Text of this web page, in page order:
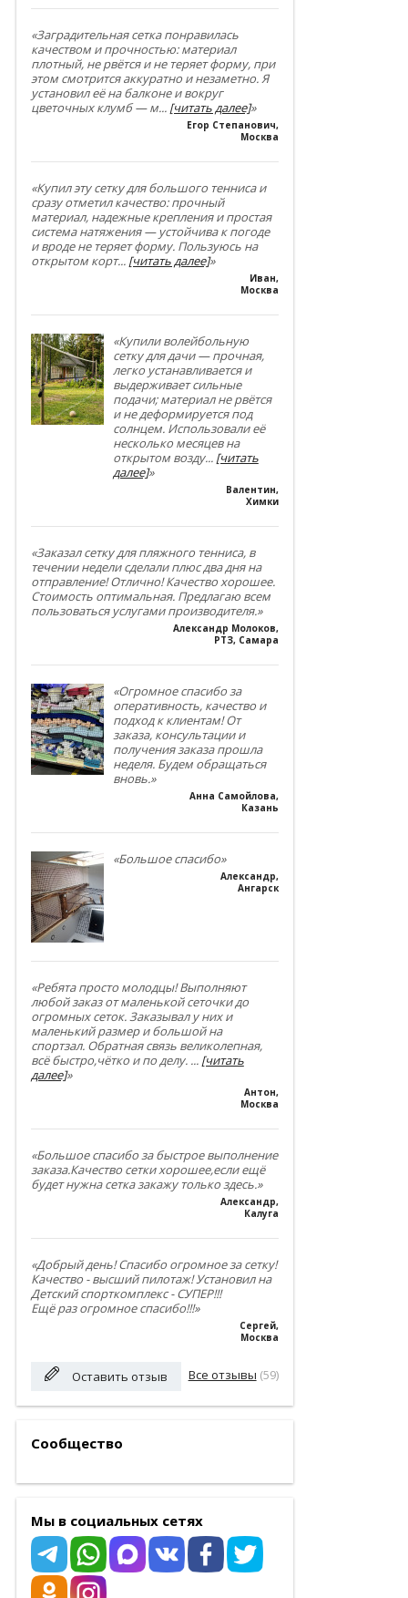
«Заградительная сетка понравилась
качеством и прочностью: материал
плотный, не рвётся и не теряет форму, при
этом смотрится аккуратно и незаметно. Я
установил её на балконе и вокруг
цветочных клумб — м... [читать далее]»
Егор Степанович,
Москва
«Купил эту сетку для большого тенниса и
сразу отметил качество: прочный
материал, надежные крепления и простая
система натяжения — устойчива к погоде
и вроде не теряет форму. Пользуюсь на
открытом корт... [читать далее]»
Иван,
Москва
«Купили волейбольную
сетку для дачи — прочная,
легко устанавливается и
выдерживает сильные
подачи; материал не рвётся
и не деформируется под
солнцем. Использовали её
несколько месяцев на
открытом возду... [читать
далее]»
Валентин,
Химки
«Заказал сетку для пляжного тенниса, в
течении недели сделали плюс два дня на
отправление! Отлично! Качество хорошее.
Стоимость оптимальная. Предлагаю всем
пользоваться услугами производителя.»
Александр Молоков,
РТЗ, Самара
«Огромное спасибо за
оперативность, качество и
подход к клиентам! От
заказа, консультации и
получения заказа прошла
неделя. Будем обращаться
вновь.»
Анна Самойлова,
Казань
«Большое спасибо»
Александр,
Ангарск
«Ребята просто молодцы! Выполняют
любой заказ от маленькой сеточки до
огромных сеток. Заказывал у них и
маленький размер и большой на
спортзал. Обратная связь великолепная,
всё быстро,чётко и по делу. ... [читать
далее]»
Антон,
Москва
«Большое спасибо за быстрое выполнение
заказа.Качество сетки хорошее,если ещё
будет нужна сетка закажу только здесь.»
Александр,
Калуга
«Добрый день! Спасибо огромное за сетку!
Качество - высший пилотаж! Установил на
Детский спорткомплекс - СУПЕР!!!
Ещё раз огромное спасибо!!!»
Сергей,
Москва
Оставить отзыв Все отзывы (59)
Сообщество
Мы в социальных сетях